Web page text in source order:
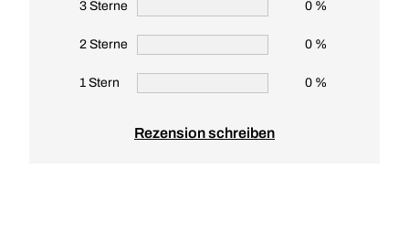
3 Sterne 0 %
2 Sterne 0 %
1 Stern 0 %
Rezension schreiben